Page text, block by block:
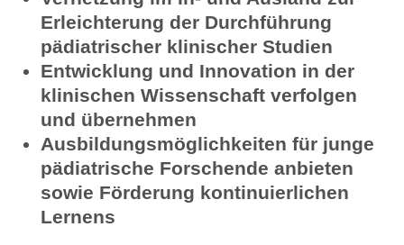
Erleichterung der Durchführung
pädiatrischer klinischer Studien
Entwicklung und Innovation in der
klinischen Wissenschaft verfolgen
und übernehmen
Ausbildungsmöglichkeiten für junge
pädiatrische Forschende anbieten
sowie Förderung kontinuierlichen
Lernens